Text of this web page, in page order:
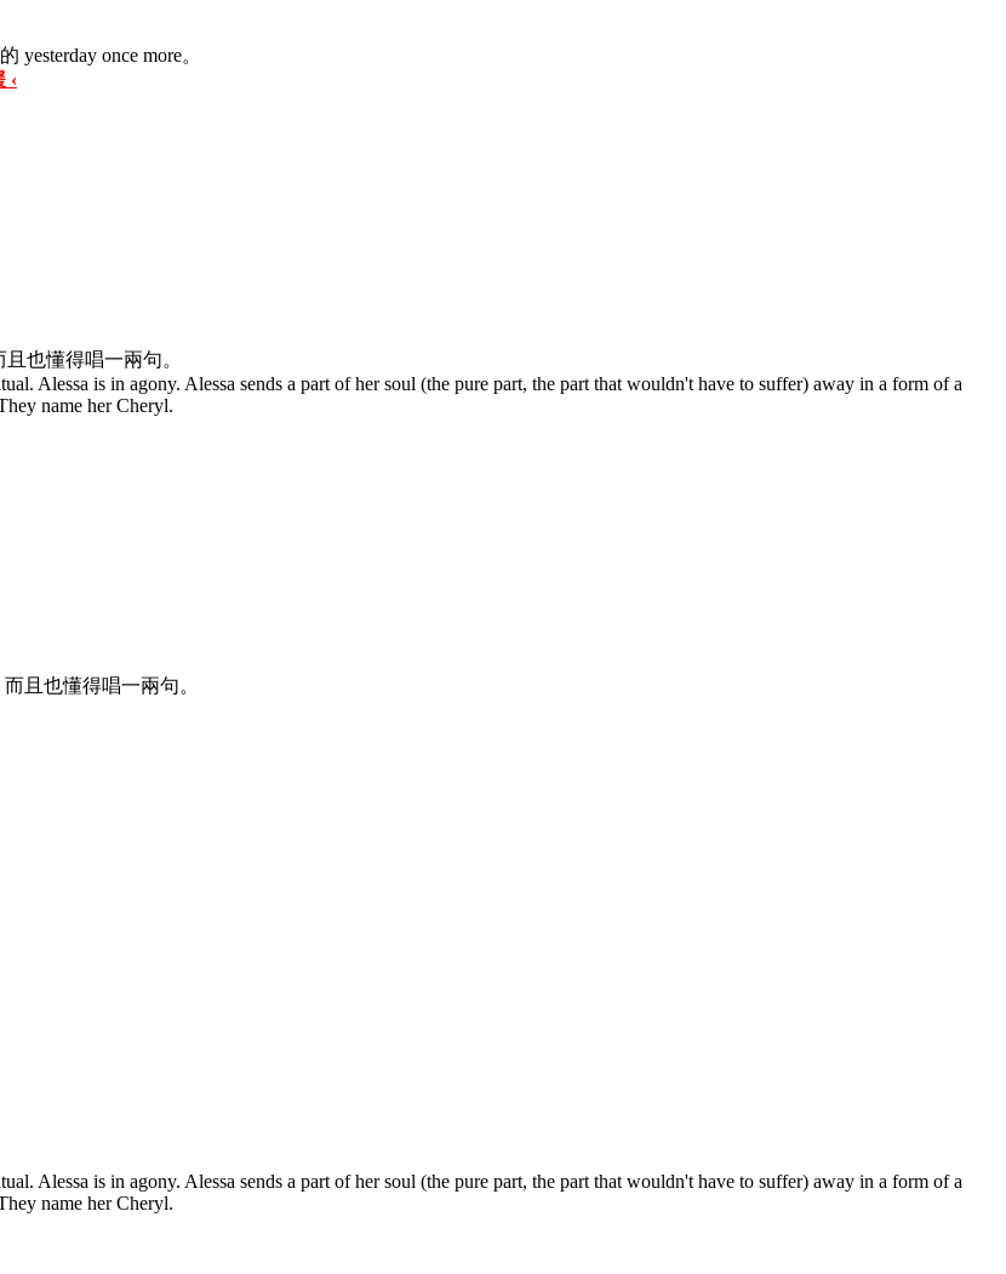
once more。
‹
也懂得唱一兩句。
Alessa is in agony. Alessa sends a part of her soul (the pure part, the part that wouldn't have to suffer) away in a form of a
name her Cheryl.
且也懂得唱一兩句。
Alessa is in agony. Alessa sends a part of her soul (the pure part, the part that wouldn't have to suffer) away in a form of a
name her Cheryl.